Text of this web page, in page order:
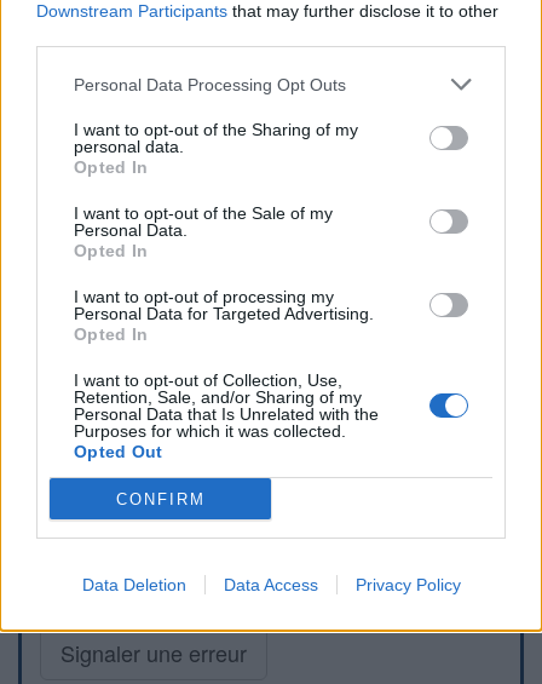
Downstream Participants that may further disclose it to other
Personal Data Processing Opt Outs
I want to opt-out of the Sharing of my
personal data.
Opted In
I want to opt-out of the Sale of my
Personal Data.
Opted In
I want to opt-out of processing my
Personal Data for Targeted Advertising.
Opted In
I want to opt-out of Collection, Use,
Retention, Sale, and/or Sharing of my
Personal Data that Is Unrelated with the
Purposes for which it was collected.
Opted Out
CONFIRM
Data Deletion Data Access Privacy Policy
Signaler une erreur